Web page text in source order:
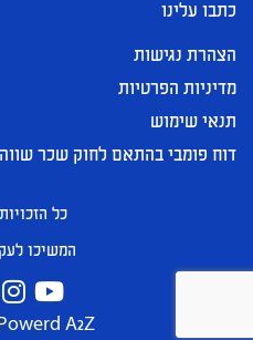
כתבו עלינו
הצהרת נגישות
מדיניות הפרטיות
תנאי שימוש
דוח פומבי בהתאם לחוק שכר שווה
כל
המשיכו
A2Z